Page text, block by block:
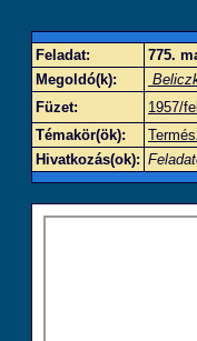
Feladat:
775.
Megoldó(k):
Füzet:
1957/
Témakör(ök):
Hivatkozás(ok):